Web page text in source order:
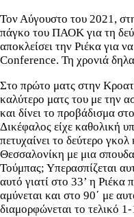
Τον Αύγουστο του 2021,
πάγκο του ΠΑΟΚ για τη
αποκλείσει την Ριέκα για
Conference. Τη χρονιά
Στο πρώτο ματς στην
καλύτερο ματς του με την
και δίνει το προβάδισμα
Δικέφαλος είχε καθολική
πετυχαίνει το δεύτερο
Θεσσαλονίκη με μια
Τούμπας; Υπερασπίζεται
αυτό γιατί στο 33’ η
αμύνεται και στο 90΄ με
διαμορφώνεται το τελικό